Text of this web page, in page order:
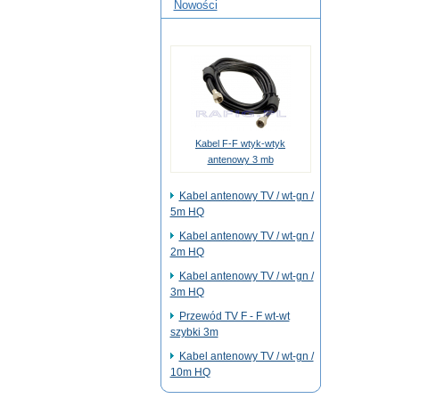
Nowości
Kabel F-F wtyk-wtyk
antenowy 3 mb
Kabel antenowy TV / wt-gn /
5m HQ
Kabel antenowy TV / wt-gn /
2m HQ
Kabel antenowy TV / wt-gn /
3m HQ
Przewód TV F - F wt-wt
szybki 3m
Kabel antenowy TV / wt-gn /
10m HQ